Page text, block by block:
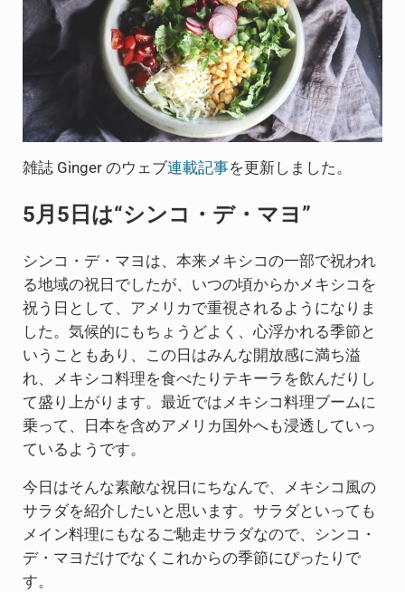
雑誌 Ginger のウェブ連載記事を更新しました。
5月5日は“シンコ・デ・マヨ”
シンコ・デ・マヨは、本来メキシコの一部で祝われ
る地域の祝日でしたが、いつの頃からかメキシコを
祝う日として、アメリカで重視されるようになりま
した。気候的にもちょうどよく、心浮かれる季節と
いうこともあり、この日はみんな開放感に満ち溢
れ、メキシコ料理を食べたりテキーラを飲んだりし
て盛り上がります。最近ではメキシコ料理ブームに
乗って、日本を含めアメリカ国外へも浸透していっ
ているようです。
今日はそんな素敵な祝日にちなんで、メキシコ風の
サラダを紹介したいと思います。サラダといっても
メイン料理にもなるご馳走サラダなので、シンコ・
デ・マヨだけでなくこれからの季節にぴったりで
す。